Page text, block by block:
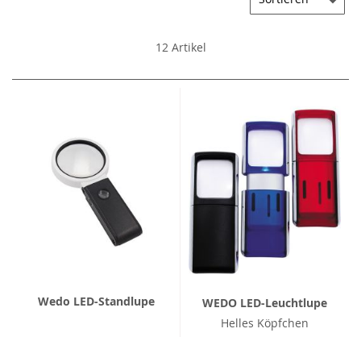
12Artikel
Wedo LED-Standlupe
WEDO LED-Leuchtlupe
Helles Köpfchen